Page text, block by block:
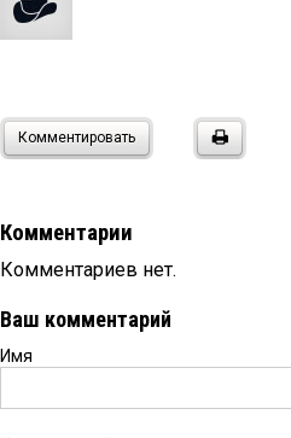
Комментировать
Комментарии
Комментариев нет.
Ваш комментарий
Имя